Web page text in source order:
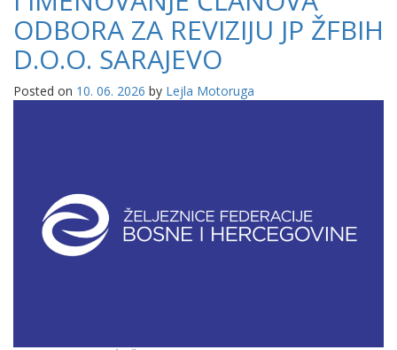
ODBORA ZA REVIZIJU JP ŽFBIH
D.O.O. SARAJEVO
Posted on 10. 06. 2026 by Lejla Motoruga